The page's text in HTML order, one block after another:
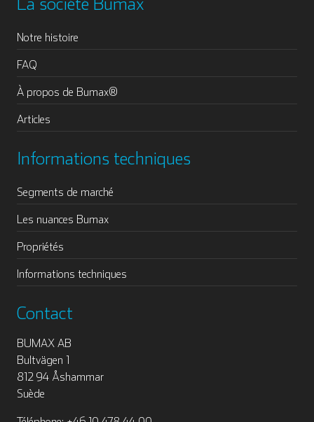
Notre histoire
FAQ
À propos de Bumax®
Articles
Informations techniques
Segments de marché
Les nuances Bumax
Propriétés
Informations techniques
Contact
BUMAX AB
Bultvägen 1
812 94 Åshammar
Suède